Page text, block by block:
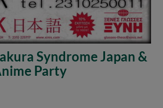
Syndrome Japan &
Party